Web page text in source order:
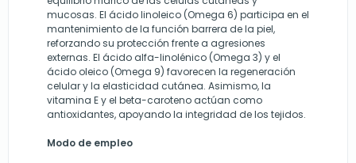
mucosas. El ácido linoleico (Omega 6) participa en el
mantenimiento de la función barrera de la piel,
reforzando su protección frente a agresiones
externas. El ácido alfa-linolénico (Omega 3) y el
ácido oleico (Omega 9) favorecen la regeneración
celular y la elasticidad cutánea. Asimismo, la
vitamina E y el beta-caroteno actúan como
antioxidantes, apoyando la integridad de los tejidos.
Modo de empleo